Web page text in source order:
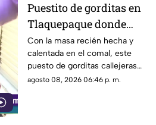
Puestito de gorditas en
Tlaquepaque donde
una nunca es suficiente
Con la masa recién hecha y
calentada en el comal, este
puesto de gorditas callejeras
en Tlaquepaque promete
agosto 08, 2026 06:46 p. m.